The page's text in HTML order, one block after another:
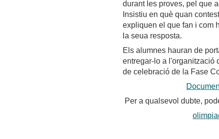
durant les proves, pel que
Insistiu en què quan
expliquen el que fan i com
la seua resposta.
Els alumnes hauran de
entregar-lo a l'organització
de celebració de la Fase
Per a qualsevol dubte,